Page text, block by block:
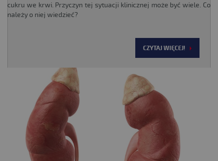
cukru we krwi. Przyczyn tej sytuacji klinicznej może być wiele. Co
należy o niej wiedzieć?
CZYTAJ WIĘCEJ!